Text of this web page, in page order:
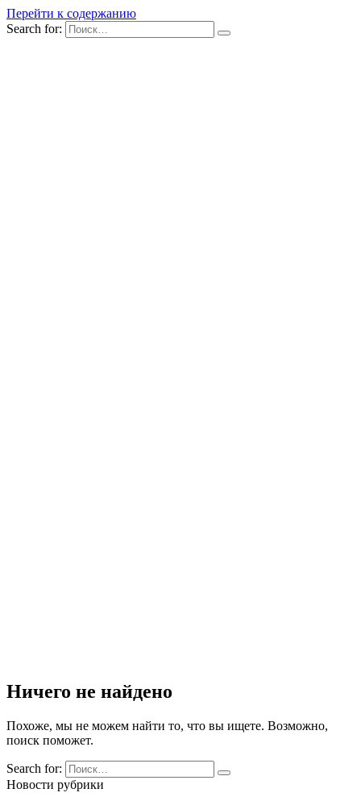
Перейти к содержанию
Search for:
Ничего не найдено
Похоже, мы не можем найти то, что вы ищете. Возможно,
поиск поможет.
Search for:
Новости рубрики